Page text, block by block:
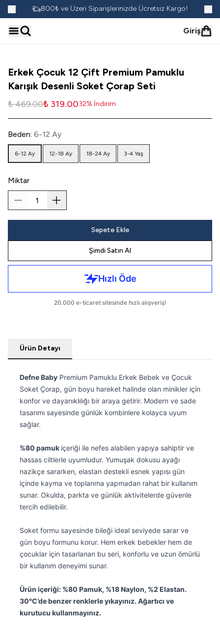
800₺ ve Üzeri Siparişlerinizde Ücretsiz Kargo!
Giriş
Erkek Çocuk 12 Çift Premium Pamuklu
Karışık Desenli Soket Çorap Seti
₺ 469.00₺ 319.0032% İndirim
Beden: 6-12 Ay
6-12 Ay 12-18 Ay 18-24 Ay 3-4 Yaş
Miktar
Sepete Ekle
Şimdi Satın Al
Ürün Detayı
Defne Baby Premium Pamuklu Erkek Bebek ve Çocuk
Soket Çorap, gün boyu hareket halinde olan minikler için
konfor ve dayanıklılığı bir araya getirir. Modern ve sade
tasarımı sayesinde günlük kombinlere kolayca uyum
sağlar.
%80 pamuk içeriği ile nefes alabilen yapıya sahiptir ve
hassas ciltlerle uyumludur. Yumuşak dokusu ayağı
nazikçe sararken, elastan destekli esnek yapısı gün
içinde kayma ve toplanma yapmadan rahat bir kullanım
sunar. Okulda, parkta ve günlük aktivitelerde güvenle
tercih edilebilir.
Soket formu sayesinde bileği ideal seviyede sarar ve
gün boyu formunu korur. Hem erkek bebekler hem de
çocuklar için tasarlanan bu seri, konforlu ve uzun ömürlü
bir kullanım deneyimi sunar.
Ürün içeriği: %80 Pamuk, %18 Naylon, %2 Elastan.
30°C’de benzer renklerle yıkayınız. Ağartıcı ve
kurutucu kullanmayınız.